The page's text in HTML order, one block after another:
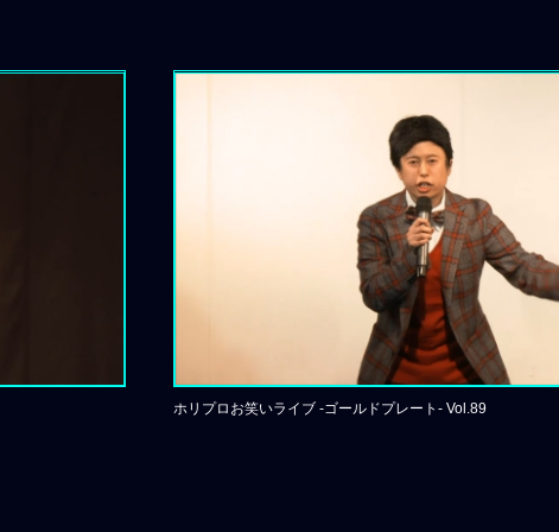
ホリプロお笑いライブ -ゴールドプレート- Vol.89